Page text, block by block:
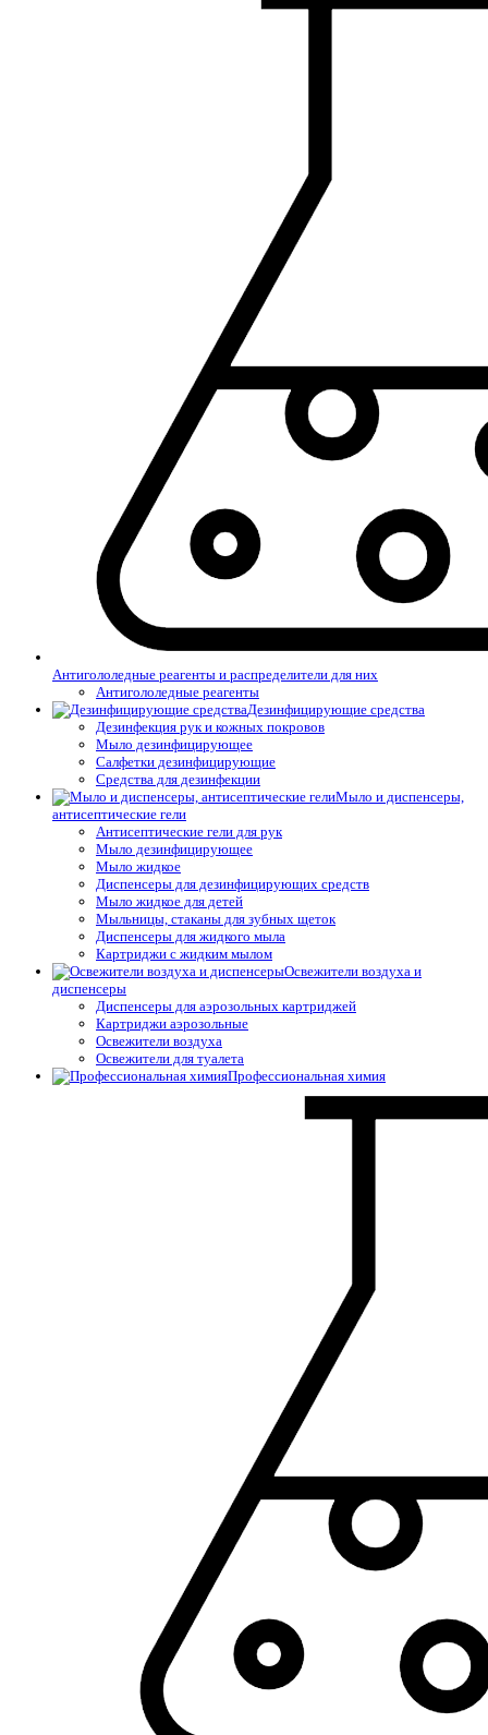
Антигололедные реагенты и распределители для них
Антигололедные реагенты
Дезинфицирующие средства
Дезинфекция рук и кожных покровов
Мыло дезинфицирующее
Салфетки дезинфицирующие
Средства для дезинфекции
Мыло и диспенсеры,
антисептические гели
Антисептические гели для рук
Мыло дезинфицирующее
Мыло жидкое
Диспенсеры для дезинфицирующих средств
Мыло жидкое для детей
Мыльницы, стаканы для зубных щеток
Диспенсеры для жидкого мыла
Картриджи с жидким мылом
Освежители воздуха и
диспенсеры
Диспенсеры для аэрозольных картриджей
Картриджи аэрозольные
Освежители воздуха
Освежители для туалета
Профессиональная химия